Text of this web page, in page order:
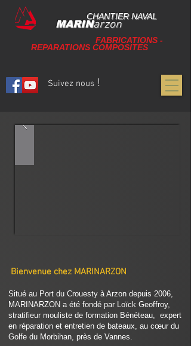
CHANTIER NAVAL
MARINarzon
FABRICATIONS -
REPARATIONS COMPOSITES
Suivez nous !
Bienvenue chez MARINARZON
Situé au Port du Crouesty à Arzon depuis 2006,
MARINARZON a été fondé par Loïck Geoffroy,
stratifieur mouliste de formation Bénéteau, expert
en réparation et entretien de bateaux, au cœur du
Golfe du Morbihan, près de Vannes.